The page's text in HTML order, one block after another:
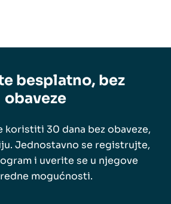
besplatno, bez
obaveze
koristiti 30 dana bez obaveze,
Jednostavno se registrujte,
i uverite se u njegove
mogućnosti.